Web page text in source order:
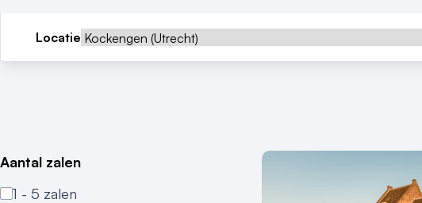
Locatie
Aantal zalen
1 - 5 zalen